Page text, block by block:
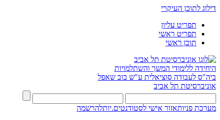
דילוג לתוכן העיקרי
תפריט עליון
תפריט ראשי
תוכן ראשי
היחידה ללימודי המשך והשתלמויות
ביה"ס לעבודה סוציאלית ע"ש בוב שאפל
אוניברסיטת תל אביב
מערכת פניותאזור אישי לסטודנטים.יותלהרשמה